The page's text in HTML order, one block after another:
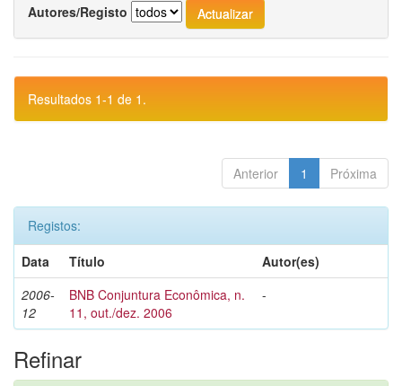
Autores/Registo
Resultados 1-1 de 1.
Anterior 1 Próxima
Registos:
Data
Título
Autor(es)
2006-
12
BNB Conjuntura Econômica, n.
11, out./dez. 2006
-
Refinar